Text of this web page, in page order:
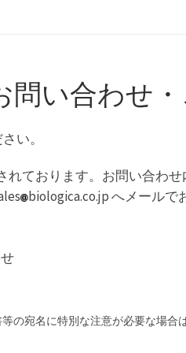
問い合わせ
い。
れております。お問い合わ
biologica.co.jp へメールで
の宛名に特別な注意が必要な場合